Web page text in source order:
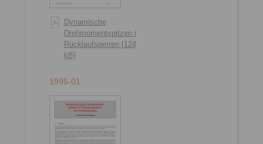
Dynamische
Drehmomentspitzen in
Rücklaufsperren [124
kB]
1995-01